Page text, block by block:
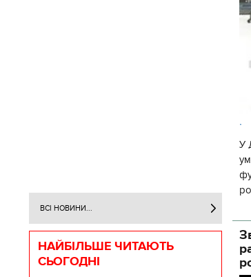
ВСІ НОВИНИ...
НАЙБІЛЬШЕ ЧИТАЮТЬ
СЬОГОДНІ
.
У